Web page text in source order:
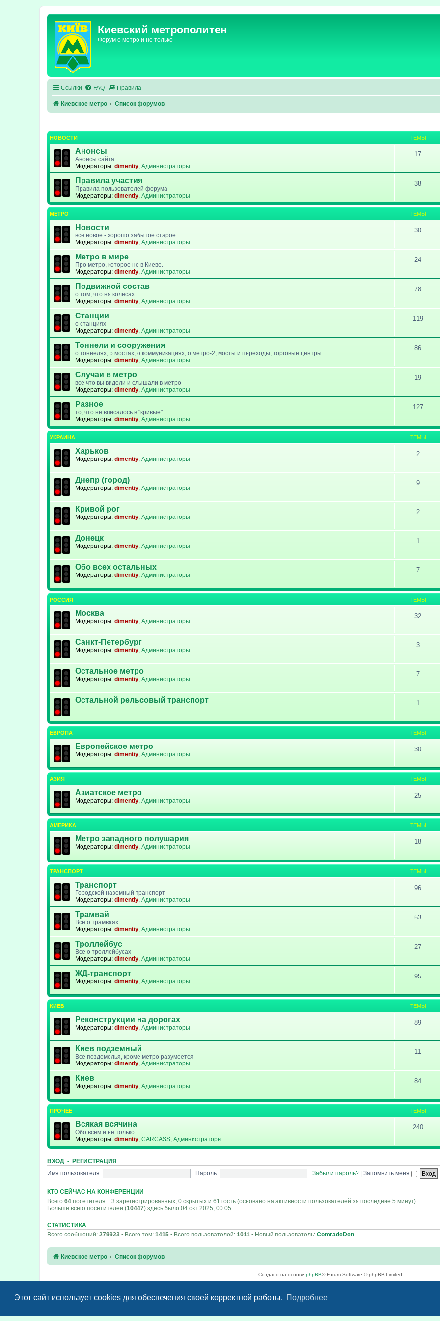
Этот сайт использует cookies для обеспечения своей корректной работы. Подробнее
Киевский метрополитен
Форум о метро и не только
Ссылки FAQ Правила
Киевское метро Список форумов
НОВОСТИ ТЕМЫ
Анонсы
Анонсы сайта
Модераторы: dimentiy, Администраторы
17
Правила участия
Правила пользователей форума
Модераторы: dimentiy, Администраторы
38
МЕТРО ТЕМЫ
Новости
всё новое - хорошо забытое старое
Модераторы: dimentiy, Администраторы
30
Метро в мире
Про метро, которое не в Киеве.
Модераторы: dimentiy, Администраторы
24
Подвижной состав
о том, что на колёсах
Модераторы: dimentiy, Администраторы
78
Станции
о станциях
Модераторы: dimentiy, Администраторы
119
Тоннели и сооружения
о тоннелях, о мостах, о коммуникациях, о метро-2, мосты и переходы, торговые центры
Модераторы: dimentiy, Администраторы
86
Случаи в метро
всё что вы видели и слышали в метро
Модераторы: dimentiy, Администраторы
19
Разное
то, что не вписалось в "кривые"
Модераторы: dimentiy, Администраторы
127
УКРАИНА ТЕМЫ
Харьков
Модераторы: dimentiy, Администраторы
2
Днепр (город)
Модераторы: dimentiy, Администраторы
9
Кривой рог
Модераторы: dimentiy, Администраторы
2
Донецк
Модераторы: dimentiy, Администраторы
1
Обо всех остальных
Модераторы: dimentiy, Администраторы
7
РОССИЯ ТЕМЫ
Москва
Модераторы: dimentiy, Администраторы
32
Санкт-Петербург
Модераторы: dimentiy, Администраторы
3
Остальное метро
Модераторы: dimentiy, Администраторы
7
Остальной рельсовый транспорт 1
ЕВРОПА ТЕМЫ
Европейское метро
Модераторы: dimentiy, Администраторы
30
АЗИЯ ТЕМЫ
Азиатское метро
Модераторы: dimentiy, Администраторы
25
АМЕРИКА ТЕМЫ
Метро западного полушария
Модераторы: dimentiy, Администраторы
18
ТРАНСПОРТ ТЕМЫ
Транспорт
Городской наземный транспорт
Модераторы: dimentiy, Администраторы
96
Трамвай
Все о трамваях
Модераторы: dimentiy, Администраторы
53
Троллейбус
Все о троллейбусах
Модераторы: dimentiy, Администраторы
27
ЖД-транспорт
Модераторы: dimentiy, Администраторы
95
КИЕВ ТЕМЫ
Реконструкции на дорогах
Модераторы: dimentiy, Администраторы
89
Киев подземный
Все поздемелья, кроме метро разумеется
Модераторы: dimentiy, Администраторы
11
Киев
Модераторы: dimentiy, Администраторы
84
ПРОЧЕЕ ТЕМЫ
Всякая всячина
Обо всём и не только
Модераторы: dimentiy, CARCASS, Администраторы
240
ВХОД • РЕГИСТРАЦИЯ
Имя пользователя: Пароль: Забыли пароль? Запомнить меня
КТО СЕЙЧАС НА КОНФЕРЕНЦИИ
Всего 64 посетителя :: 3 зарегистрированных, 0 скрытых и 61 гость (основано на активности пользователей за последние 5 минут)
Больше всего посетителей (10447) здесь было 04 окт 2025, 00:05
СТАТИСТИКА
Всего сообщений: 279923 • Всего тем: 1415 • Всего пользователей: 1011 • Новый пользователь: ComradeDen
Киевское метро Список форумов
Создано на основе phpBB® Forum Software © phpBB Limited